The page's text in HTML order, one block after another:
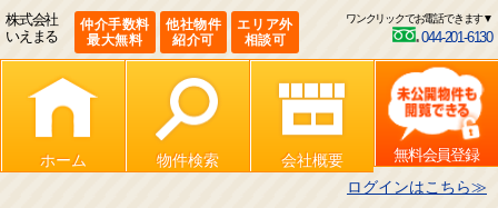
株式会社
いえまる
仲介手数料
最大無料
他社物件
紹介可
エリア外
相談可
ワンクリックでお電話できます▼
044-201-6130
ホーム 物件検索 会社概要
無料会員登録
ログインはこちら≫